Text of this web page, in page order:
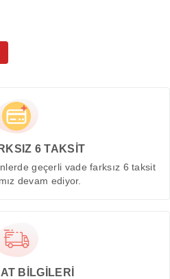
6 TAKSİT
geçerli vade farksız 6 taksit
devam ediyor.
BİLGİLERİ